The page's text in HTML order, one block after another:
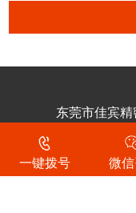
东莞市佳宾
技
一键拨号 微